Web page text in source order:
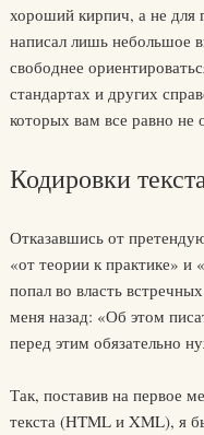
хороший кирпич, а не для
написал лишь небольшое
свободнее
стандартах и других
которых вам все равно не
Кодировки
Отказавшись от
«от теории к практике» и
попал во власть
меня назад: «Об этом
перед этим обязательно
Так, поставив на первое
текста (HTML и XML), я